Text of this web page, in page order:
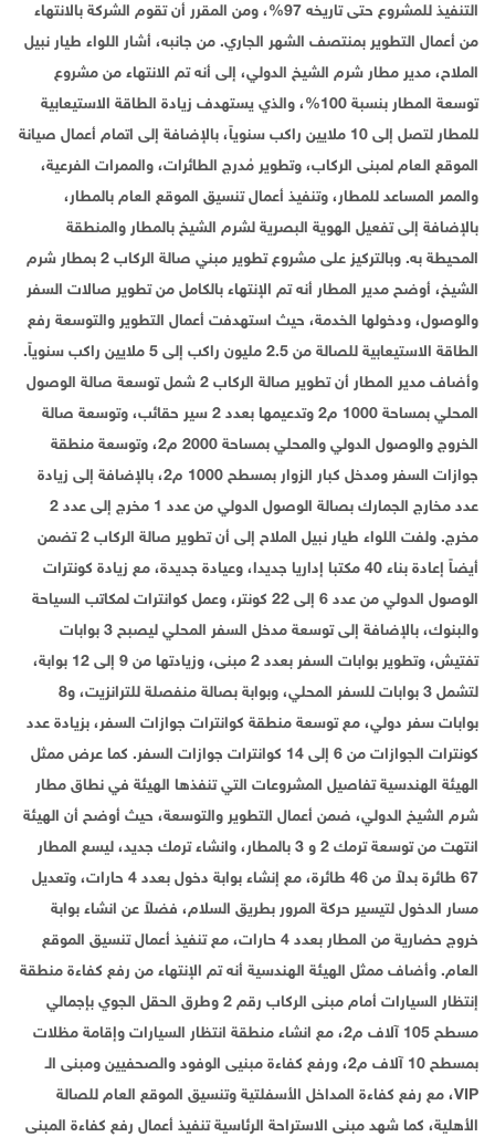
التنفيذ للمشروع حتى تاريخه 97%، ومن المقرر أن تقوم الشركة بالانتهاء
من أعمال التطوير بمنتصف الشهر الجاري. من جانبه، أشار اللواء طيار نبيل
الملاح، مدير مطار شرم الشيخ الدولي، إلى أنه تم الانتهاء من مشروع
توسعة المطار بنسبة 100%، والذي يستهدف زيادة الطاقة الاستيعابية
للمطار لتصل إلى 10 ملايين راكب سنوياً، بالإضافة إلى اتمام أعمال صيانة
الموقع العام لمبنى الركاب، وتطوير مُدرج الطائرات، والممرات الفرعية،
والممر المساعد للمطار، وتنفيذ أعمال تنسيق الموقع العام بالمطار،
بالإضافة إلى تفعيل الهوية البصرية لشرم الشيخ بالمطار والمنطقة
المحيطة به. وبالتركيز على مشروع تطوير مبني صالة الركاب 2 بمطار شرم
الشيخ، أوضح مدير المطار أنه تم الإنتهاء بالكامل من تطوير صالات السفر
والوصول، ودخولها الخدمة، حيث استهدفت أعمال التطوير والتوسعة رفع
الطاقة الاستيعابية للصالة من 2.5 مليون راكب إلى 5 ملايين راكب سنوياً.
وأضاف مدير المطار أن تطوير صالة الركاب 2 شمل توسعة صالة الوصول
المحلي بمساحة 1000 م2 وتدعيمها بعدد 2 سير حقائب، وتوسعة صالة
الخروج والوصول الدولي والمحلي بمساحة 2000 م2، وتوسعة منطقة
جوازات السفر ومدخل كبار الزوار بمسطح 1000 م2، بالإضافة إلى زيادة
عدد مخارج الجمارك بصالة الوصول الدولي من عدد 1 مخرج إلى عدد 2
مخرج. ولفت اللواء طيار نبيل الملاح إلى أن تطوير صالة الركاب 2 تضمن
أيضاً إعادة بناء 40 مكتبا إداريا جديدا، وعيادة جديدة، مع زيادة كونترات
الوصول الدولي من عدد 6 إلى 22 كونتر، وعمل كوانترات لمكاتب السياحة
والبنوك، بالإضافة إلى توسعة مدخل السفر المحلي ليصبح 3 بوابات
تفتيش، وتطوير بوابات السفر بعدد 2 مبنى، وزيادتها من 9 إلى 12 بوابة،
لتشمل 3 بوابات للسفر المحلي، وبوابة بصالة منفصلة للترانزيت، و8
بوابات سفر دولي، مع توسعة منطقة كوانترات جوازات السفر، بزيادة عدد
كونترات الجوازات من 6 إلى 14 كوانترات جوازات السفر. كما عرض ممثل
الهيئة الهندسية تفاصيل المشروعات التي تنفذها الهيئة في نطاق مطار
شرم الشيخ الدولي، ضمن أعمال التطوير والتوسعة، حيث أوضح أن الهيئة
انتهت من توسعة ترمك 2 و 3 بالمطار، وانشاء ترمك جديد، ليسع المطار
67 طائرة بدلاً من 46 طائرة، مع إنشاء بوابة دخول بعدد 4 حارات، وتعديل
مسار الدخول لتيسير حركة المرور بطريق السلام، فضلاً عن انشاء بوابة
خروج حضارية من المطار بعدد 4 حارات، مع تنفيذ أعمال تنسيق الموقع
العام. وأضاف ممثل الهيئة الهندسية أنه تم الإنتهاء من رفع كفاءة منطقة
إنتظار السيارات أمام مبنى الركاب رقم 2 وطرق الحقل الجوي بإجمالي
مسطح 105 آلاف م2، مع انشاء منطقة انتظار السيارات وإقامة مظلات
بمسطح 10 آلاف م2، ورفع كفاءة مبنيى الوفود والصحفيين ومبنى الـ
VIP، مع رفع كفاءة المداخل الأسفلتية وتنسيق الموقع العام للصالة
الأهلية، كما شهد مبنى الاستراحة الرئاسية تنفيذ أعمال رفع كفاءة المبنى